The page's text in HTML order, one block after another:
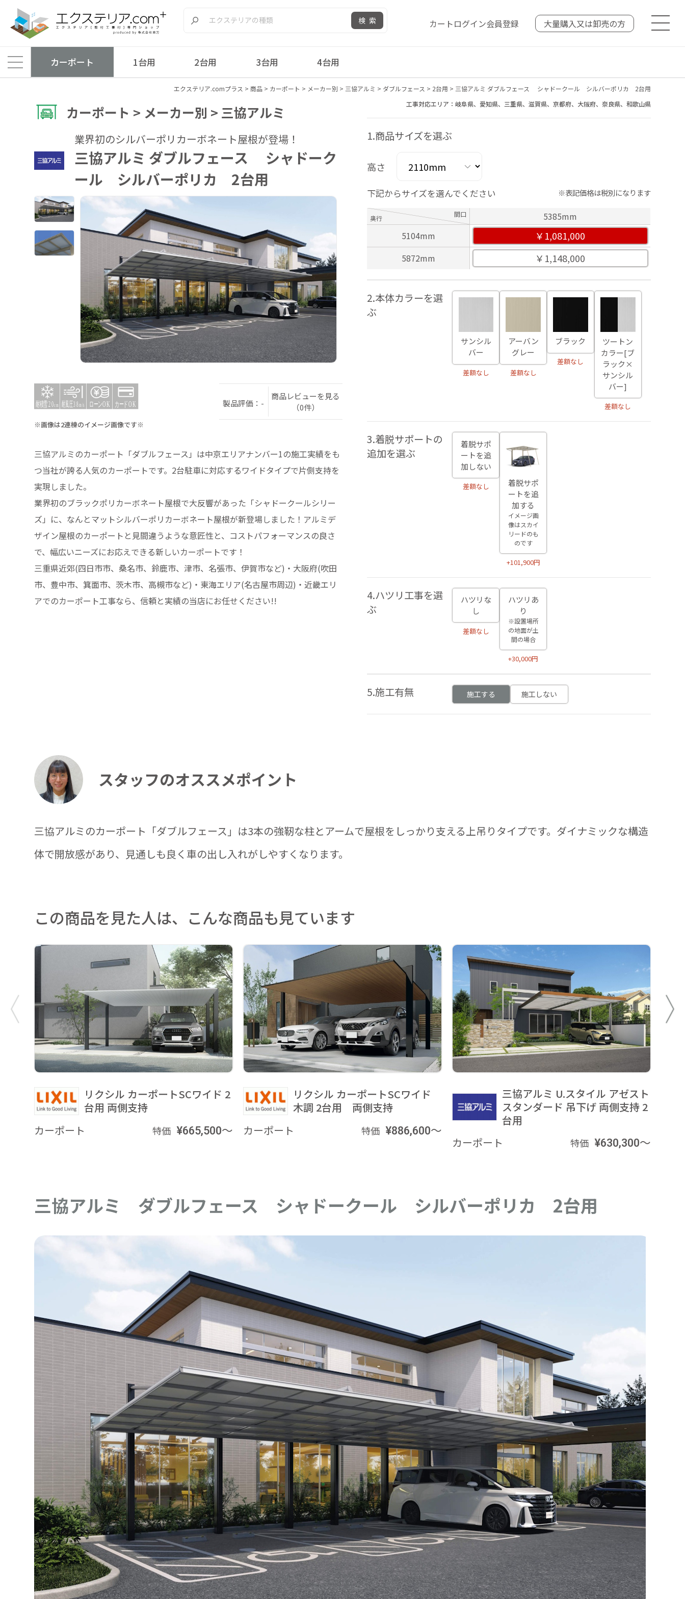
検索 カートログイン会員登録 大量購入又は卸売の方
カーポート 1台用 2台用 3台用 4台用
エクステリア.comプラス > 商品> カーポート > メーカー別 > 三協アルミ > ダブルフェース > 2台用 > 三協アルミ ダブルフェース シャドークール シルバーポリカ 2台用
カーポート > メーカー別 > 三協アルミ
業界初のシルバーポリカーボネート屋根が登場！
三協アルミ ダブルフェース シャドーク
ール シルバーポリカ 2台用
※画像は2連棟のイメージ画像です※
製品評価：-
商品レビューを見る
（0件）
三協アルミのカーポート「ダブルフェース」は中京エリアナンバー1の施工実績をも
つ当社が誇る人気のカーポートです。2台駐車に対応するワイドタイプで片側支持を
実現しました。
業界初のブラックポリカーボネート屋根で大反響があった「シャドークールシリー
ズ」に、なんとマットシルバーポリカーボネート屋根が新登場しました！アルミデ
ザイン屋根のカーポートと見間違うような意匠性と、コストパフォーマンスの良さ
で、幅広いニーズにお応えできる新しいカーポートです！
三重県近郊(四日市市、桑名市、鈴鹿市、津市、名張市、伊賀市など)・大阪府(吹田
市、豊中市、箕面市、茨木市、高槻市など)・東海エリア(名古屋市周辺)・近畿エリ
アでのカーポート工事なら、信頼と実績の当店にお任せください!!
工事対応エリア：岐阜県、愛知県、三重県、滋賀県、京都府、大阪府、奈良県、和歌山県
1.商品サイズを選ぶ
高さ
下記からサイズを選んでください ※表記価格は税別になります
奥行 間口
5385mm
5104mm
￥1,081,000
5872mm ￥1,148,000
2.本体カラーを選
ぶ
サンシル
バー
差額なし
アーバン
グレー
差額なし
ブラック
差額なし
ツートン
カラー[ブ
ラック×
サンシル
バー]
差額なし
3.着脱サポートの
追加を選ぶ
着脱サポ
ートを追
加しない
差額なし
着脱サポ
ートを追
加する
イメージ画
像はスカイ
リードのも
のです
+101,900円
4.ハツリ工事を選
ぶ
ハツリな
し
差額なし
ハツリあ
り
※設置場所
の地面が土
間の場合
+30,000円
5.施工有無 施工する 施工しない
スタッフのオススメポイント
三協アルミのカーポート「ダブルフェース」は3本の強靭な柱とアームで屋根をしっかり支える上吊りタイプです。ダイナミックな構造
体で開放感があり、見通しも良く車の出し入れがしやすくなります。
この商品を見た人は、こんな商品も見ています
リクシル カーポートSCワイド 2
台用 両側支持
カーポート
特価 ¥665,500～
リクシル カーポートSCワイド
木調 2台用 両側支持
カーポート
特価 ¥886,600～
三協アルミ U.スタイル アゼスト
スタンダード 吊下げ 両側支持 2
台用
カーポート
特価 ¥630,300～
三協アルミ ダブルフェース シャドークール シルバーポリカ 2台用